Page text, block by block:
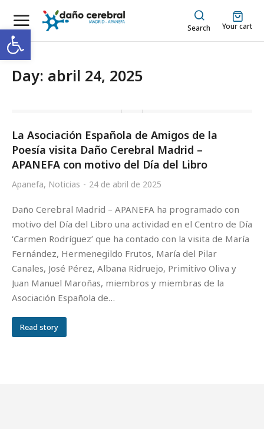
Abrir barra de herramientas Search Your cart
Day: abril 24, 2025
La Asociación Española de Amigos de la
Poesía visita Daño Cerebral Madrid –
APANEFA con motivo del Día del Libro
Apanefa, Noticias 24 de abril de 2025
Daño Cerebral Madrid – APANEFA ha programado con
motivo del Día del Libro una actividad en el Centro de Día
‘Carmen Rodríguez’ que ha contado con la visita de María
Fernández, Hermenegildo Frutos, María del Pilar
Canales, José Pérez, Albana Ridruejo, Primitivo Oliva y
Juan Manuel Maroñas, miembros y miembras de la
Asociación Española de…
Read story